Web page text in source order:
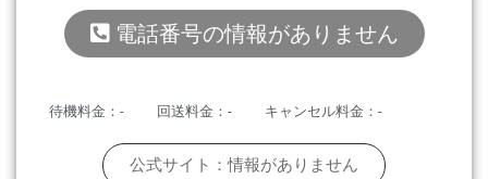
電話番号の情報がありません
待機料金：- 回送料金：- キャンセル料金：-
公式サイト：情報がありません